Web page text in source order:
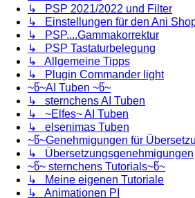
↳ PSP 2021/2022 und Filter
↳ Einstellungen für den Ani
↳ PSP....Gammakorrektur
↳ PSP Tastaturbelegung
↳ Allgemeine Tipps
↳ Plugin Commander light
~წ~AI Tuben ~წ~
↳ sternchens AI Tuben
↳ ~Elfes~ AI Tuben
↳ elsenimas Tuben
~წ~Genehmigungen für
↳ Übersetzungsgenehmigungen
~წ~ sternchens Tutorials~წ~
↳ Meine eigenen Tutoriale
↳ Animationen PI